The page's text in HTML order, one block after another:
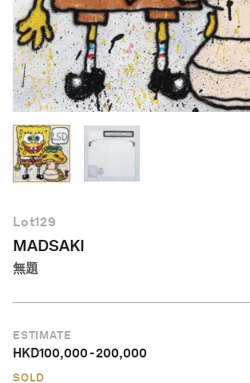
繁體中文
Lot129
MADSAKI
無題
ESTIMATE
HKD100,000-200,000
SOLD